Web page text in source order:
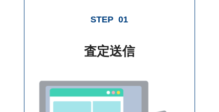
STEP 01
査定送信